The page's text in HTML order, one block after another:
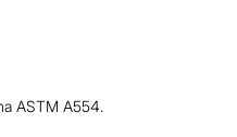
ASTM A554.